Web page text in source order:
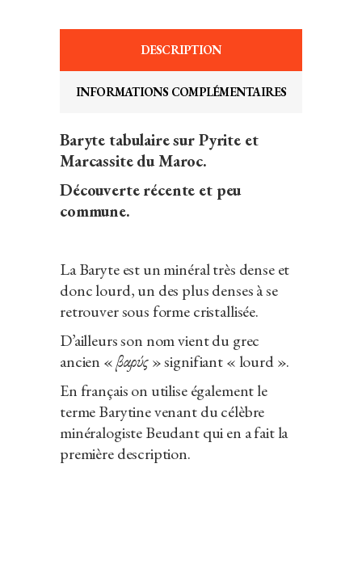
DESCRIPTION
INFORMATIONS COMPLÉMENTAIRES
Baryte tabulaire sur Pyrite et
Marcassite du Maroc.
Découverte récente et peu
commune.
La Baryte est un minéral très dense et
donc lourd, un des plus denses à se
retrouver sous forme cristallisée.
D’ailleurs son nom vient du grec
ancien «βαρύς» signifiant « lourd ».
En français on utilise également le
terme Barytine venant du célèbre
minéralogiste Beudant qui en a fait la
première description.